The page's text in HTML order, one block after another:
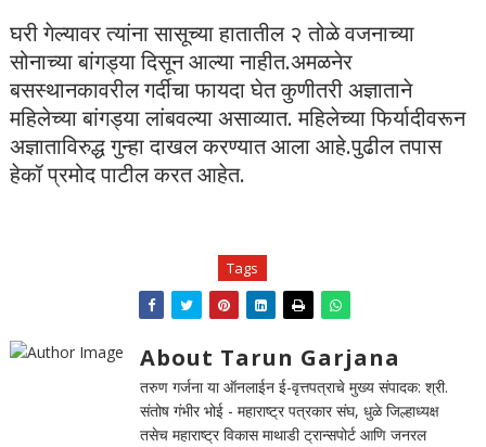
घरी गेल्यावर त्यांना सासूच्या हातातील २ तोळे वजनाच्या
सोनाच्या बांगड्या दिसून आल्या नाहीत.अमळनेर
बसस्थानकावरील गर्दीचा फायदा घेत कुणीतरी अज्ञाताने
महिलेच्या बांगड्या लांबवल्या असाव्यात. महिलेच्या फिर्यादीवरून
अज्ञाताविरुद्ध गुन्हा दाखल करण्यात आला आहे.पुढील तपास
हेकॉ प्रमोद पाटील करत आहेत.
Tags
About Tarun Garjana
तरुण गर्जना या ऑनलाईन ई-वृत्तपत्राचे मुख्य संपादक: श्री.
संतोष गंभीर भोई - महाराष्ट्र पत्रकार संघ, धुळे जिल्हाध्यक्ष
तसेच महाराष्ट्र विकास माथाडी ट्रान्सपोर्ट आणि जनरल